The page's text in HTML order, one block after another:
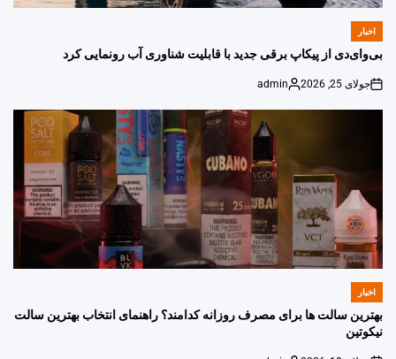
POSTED
اخبار
بی‌وای‌دی از پیکاپ برقی جدید با قابلیت شناوری آب رونمایی کرد
on
جولای 25, 2026
Posted
admin
POSTED
اخبار
بهترین سالت ها برای مصرف روزانه کدامند؟ راهنمای انتخاب بهترین سالت
نیکوتین